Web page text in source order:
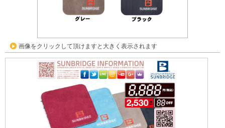
画像をクリックして頂けますと大きく表示されます